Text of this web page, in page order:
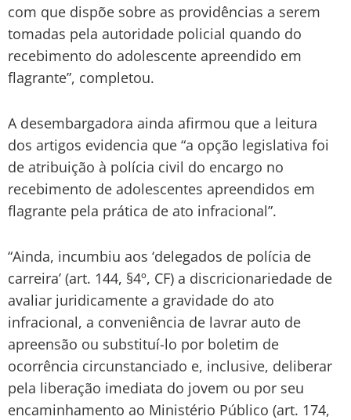
com que dispõe sobre as providências a serem
tomadas pela autoridade policial quando do
recebimento do adolescente apreendido em
flagrante”, completou.
A desembargadora ainda afirmou que a leitura
dos artigos evidencia que “a opção legislativa foi
de atribuição à polícia civil do encargo no
recebimento de adolescentes apreendidos em
flagrante pela prática de ato infracional”.
“Ainda, incumbiu aos ‘delegados de polícia de
carreira’ (art. 144, §4º, CF) a discricionariedade de
avaliar juridicamente a gravidade do ato
infracional, a conveniência de lavrar auto de
apreensão ou substituí-lo por boletim de
ocorrência circunstanciado e, inclusive, deliberar
pela liberação imediata do jovem ou por seu
encaminhamento ao Ministério Público (art. 174,